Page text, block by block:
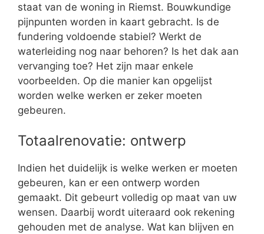
staat van de woning in Riemst. Bouwkundige
pijnpunten worden in kaart gebracht. Is de
fundering voldoende stabiel? Werkt de
waterleiding nog naar behoren? Is het dak aan
vervanging toe? Het zijn maar enkele
voorbeelden. Op die manier kan opgelijst
worden welke werken er zeker moeten
gebeuren.
Totaalrenovatie: ontwerp
Indien het duidelijk is welke werken er moeten
gebeuren, kan er een ontwerp worden
gemaakt. Dit gebeurt volledig op maat van uw
wensen. Daarbij wordt uiteraard ook rekening
gehouden met de analyse. Wat kan blijven en